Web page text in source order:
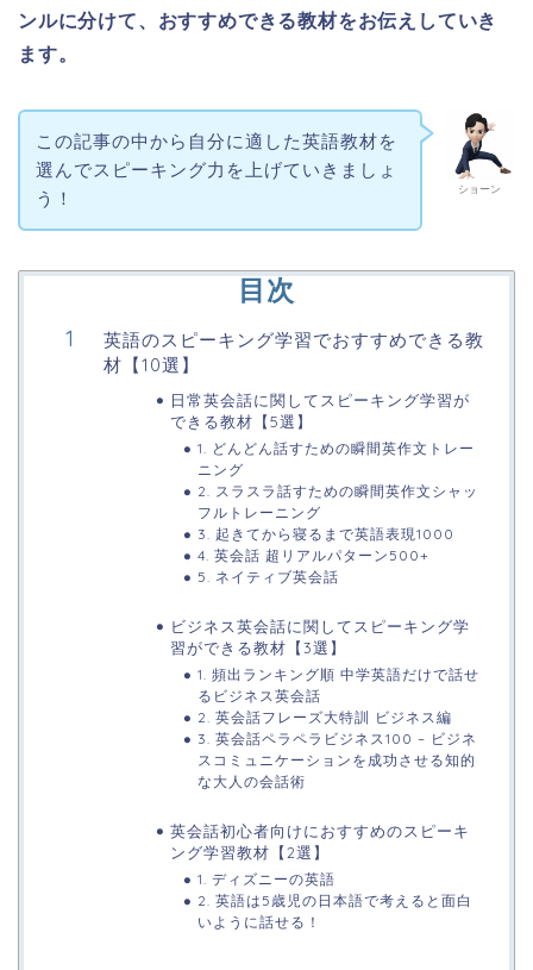
ンルに分けて、おすすめできる教材をお伝えしていき
ます。
ショーン
この記事の中から自分に適した英語教材を
選んでスピーキング力を上げていきましょ
う！
目次
英語のスピーキング学習でおすすめできる教
材【10選】
日常英会話に関してスピーキング学習が
できる教材【5選】
1. どんどん話すための瞬間英作文トレー
ニング
2. スラスラ話すための瞬間英作文シャッ
フルトレーニング
3. 起きてから寝るまで英語表現1000
4. 英会話 超リアルパターン500+
5. ネイティブ英会話
ビジネス英会話に関してスピーキング学
習ができる教材【3選】
1. 頻出ランキング順 中学英語だけで話せ
るビジネス英会話
2. 英会話フレーズ大特訓 ビジネス編
3. 英会話ペラペラビジネス100 – ビジネ
スコミュニケーションを成功させる知的
な大人の会話術
英会話初心者向けにおすすめのスピーキ
ング学習教材【2選】
1. ディズニーの英語
2. 英語は5歳児の日本語で考えると面白
いように話せる！